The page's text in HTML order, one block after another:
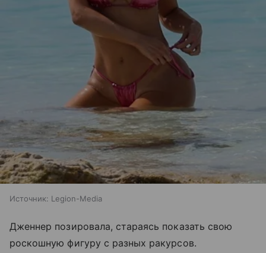
Источник: Legion-Media
Дженнер позировала, стараясь показать свою
роскошную фигуру с разных ракурсов.